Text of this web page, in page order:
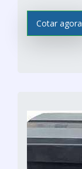
Cotar agora